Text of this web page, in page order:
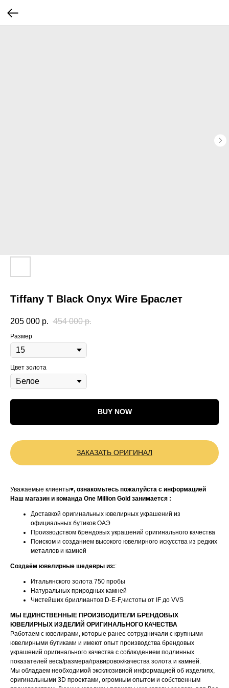
Tiffany T Black Onyx Wire Браслет
205 000 р. 454 000 р.
Размер
Цвет золота
BUY NOW
ЗАКАЗАТЬ ОРИГИНАЛ
Уважаемые клиенты♥, ознакомьтесь пожалуйста с информацией
Наш магазин и команда One Million Gold занимается :
Доставкой оригинальных ювелирных украшений из
официальных бутиков ОАЭ
Производством брендовых украшений оригинального качества
Поиском и созданием высокого ювелирного искусства из редких
металлов и камней
Создаём ювелирные шедевры из::
Итальянского золота 750 пробы
Натуральных природных камней
Чистейших бриллиантов D-E-F,чистоты от IF до VVS
МЫ ЕДИНСТВЕННЫЕ ПРОИЗВОДИТЕЛИ БРЕНДОВЫХ
ЮВЕЛИРНЫХ ИЗДЕЛИЙ ОРИГИНАЛЬНОГО КАЧЕСТВА
Работаем с ювелирами, которые ранее сотрудничали с крупными
ювелирными бутиками и имеют опыт производства брендовых
украшений оригинального качества с соблюдением подлинных
показателей веса/размера/гравировок/качества золота и камней.
Мы обладаем необходимой эксклюзивной информацией об изделиях,
оригинальными 3D проектами, огромным опытом и собственным